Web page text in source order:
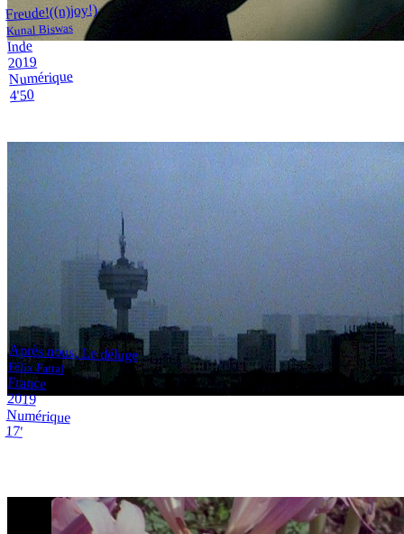
Freude!((n)joy!)
Kunal Biswas
Inde
2019
Numérique
4'50
Après nous, Le déluge
Félix Fattal
France
2019
Numérique
17'